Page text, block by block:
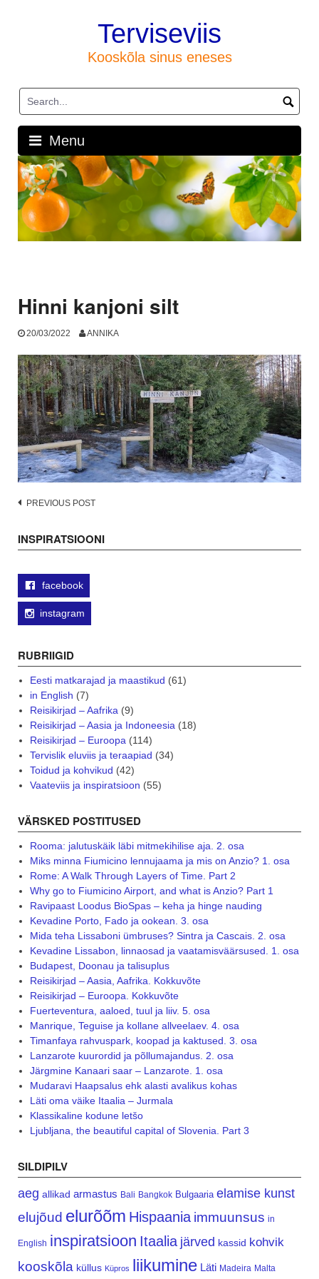
Terviseviis
Kooskõla sinus eneses
Menu
Hinni kanjoni silt
20/03/2022 ANNIKA
Post
PREVIOUS POST
INSPIRATSIOONI
facebook
instagram
RUBRIIGID
Eesti matkarajad ja maastikud (61)
in English (7)
Reisikirjad – Aafrika (9)
Reisikirjad – Aasia ja Indoneesia (18)
Reisikirjad – Euroopa (114)
Tervislik eluviis ja teraapiad (34)
Toidud ja kohvikud (42)
Vaateviis ja inspiratsioon (55)
VÄRSKED POSTITUSED
Rooma: jalutuskäik läbi mitmekihilise aja. 2. osa
Miks minna Fiumicino lennujaama ja mis on Anzio? 1. osa
Rome: A Walk Through Layers of Time. Part 2
Why go to Fiumicino Airport, and what is Anzio? Part 1
Ravipaast Loodus BioSpas – keha ja hinge nauding
Kevadine Porto, Fado ja ookean. 3. osa
Mida teha Lissaboni ümbruses? Sintra ja Cascais. 2. osa
Kevadine Lissabon, linnaosad ja vaatamisväärsused. 1. osa
Budapest, Doonau ja talisuplus
Reisikirjad – Aasia, Aafrika. Kokkuvõte
Reisikirjad – Euroopa. Kokkuvõte
Fuerteventura, aaloed, tuul ja liiv. 5. osa
Manrique, Teguise ja kollane allveelaev. 4. osa
Timanfaya rahvuspark, koopad ja kaktused. 3. osa
Lanzarote kuurordid ja põllumajandus. 2. osa
Järgmine Kanaari saar – Lanzarote. 1. osa
Mudaravi Haapsalus ehk alasti avalikus kohas
Läti oma väike Itaalia – Jurmala
Klassikaline kodune letšo
Ljubljana, the beautiful capital of Slovenia. Part 3
SILDIPILV
aeg allikad armastus Bali Bangkok Bulgaaria elamise kunst
elujõud elurõõm Hispaania immuunsus in
English inspiratsioon Itaalia järved kassid kohvik
kooskõla küllus Küpros liikumine Läti Madeira Malta